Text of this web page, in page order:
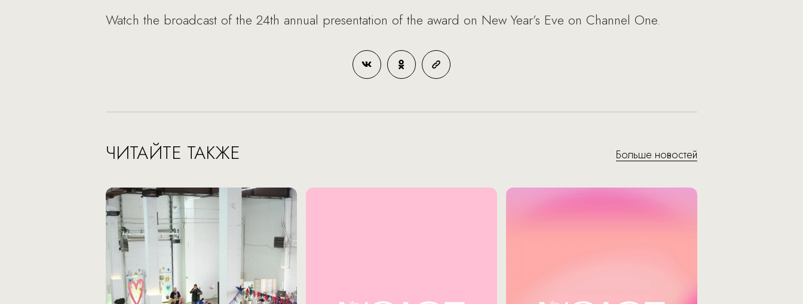
Watch the broadcast of the 24th annual presentation of the award on New Year’s Eve on Channel One.
ЧИТАЙТЕ ТАКЖЕ Больше новостей